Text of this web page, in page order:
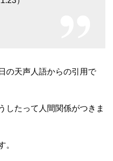
の天声人語からの引用で
したって人間関係がつきま
。